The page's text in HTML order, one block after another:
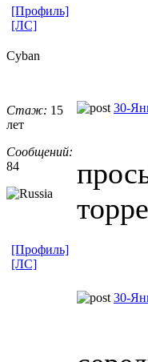
[Профиль]
[ЛС]
Cyban
Стаж: 15
лет
Сообщений:
84
30-
[Профиль]
[ЛС]
30-